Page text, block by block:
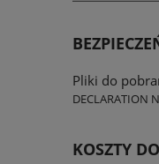
Pliki do
DECLARATION
KOSZTY